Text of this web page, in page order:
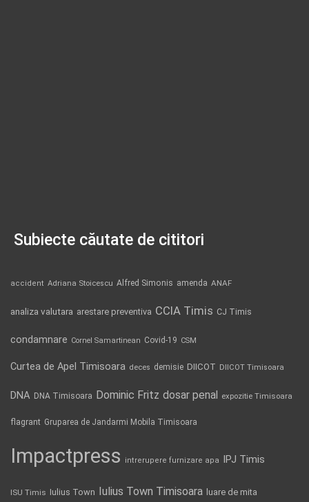
Subiecte căutate de cititori
accident Adriana Stoicescu Alfred Simonis amenda ANAF
analiza valutara arestare preventiva CCIA Timis CJ Timis
condamnare Cornel Samartinean Covid-19 CSM
Curtea de Apel Timisoara deces demisie DIICOT DIICOT Timisoara
DNA DNA Timisoara Dominic Fritz dosar penal expozitie Timisoara
flagrant Gruparea de Jandarmi Mobila Timisoara
Impactpress intrerupere furnizare apa IPJ Timis
ISU Timis Iulius Town Iulius Town Timisoara luare de mita